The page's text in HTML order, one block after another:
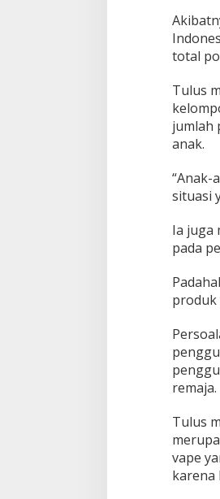
total
Tulus
jumlah
anak.
“Anak-
situasi
Ia juga
pada
produk
remaja.
Tulus
vape
karena